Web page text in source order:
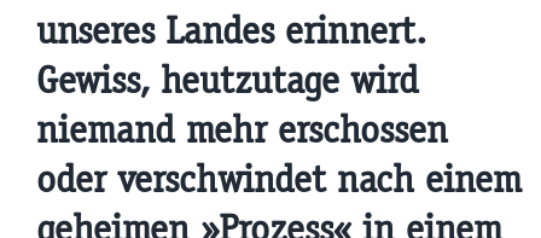
unseres Landes erinnert.
Gewiss, heutzutage wird
niemand mehr erschossen
oder verschwindet nach einem